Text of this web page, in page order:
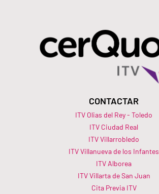
CONTACTAR
ITV Olias del Rey - Toledo
ITV Ciudad Real
ITV Villarrobledo
ITV Villanueva de los Infantes
ITV Alborea
ITV Villarta de San Juan
Cita Previa ITV